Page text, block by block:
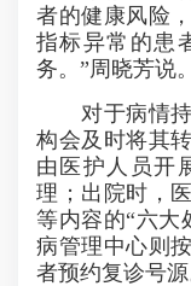
者的健康风险
指标异常的患
务。”周晓芳说。
对于病情持
构会及时将其
由医护人员开
理；出院时，
等内容的“六大
病管理中心则
者预约复诊号